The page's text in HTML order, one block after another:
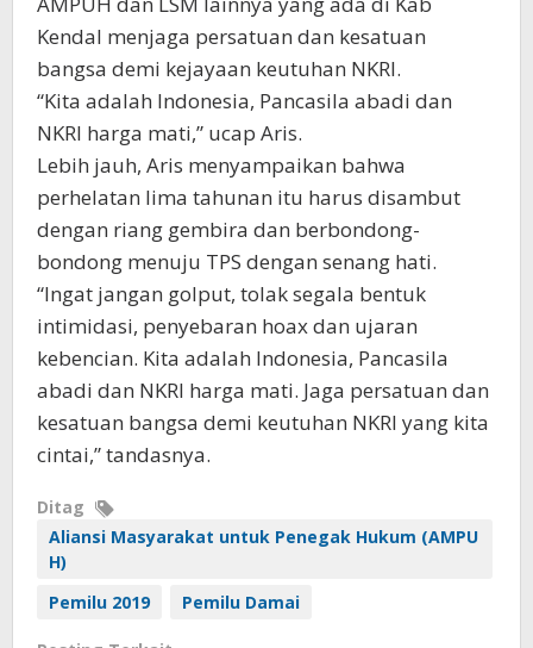
Kendal menjaga persatuan dan kesatuan
bangsa demi kejayaan keutuhan NKRI.
“Kita adalah Indonesia, Pancasila abadi dan
NKRI harga mati,” ucap Aris.
Lebih jauh, Aris menyampaikan bahwa
perhelatan lima tahunan itu harus disambut
dengan riang gembira dan berbondong-
bondong menuju TPS dengan senang hati.
“Ingat jangan golput, tolak segala bentuk
intimidasi, penyebaran hoax dan ujaran
kebencian. Kita adalah Indonesia, Pancasila
abadi dan NKRI harga mati. Jaga persatuan dan
kesatuan bangsa demi keutuhan NKRI yang kita
cintai,” tandasnya.
Ditag
Aliansi Masyarakat untuk Penegak Hukum (AMPU
H)
Pemilu 2019
Pemilu Damai